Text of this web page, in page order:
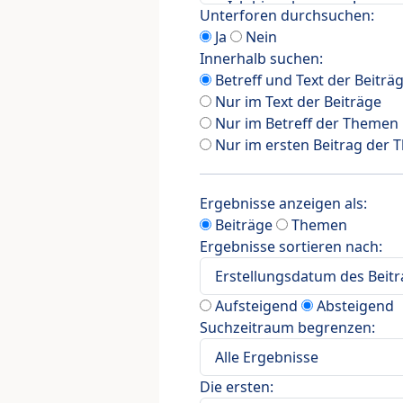
Unterforen durchsuchen:
Ja
Nein
Innerhalb suchen:
Betreff und Text der
Nur im Text der Beiträge
Nur im Betreff der Themen
Nur im ersten Beitrag der
Ergebnisse anzeigen als:
Beiträge
Themen
Ergebnisse sortieren nach:
Aufsteigend
Absteigend
Suchzeitraum begrenzen:
Die ersten: